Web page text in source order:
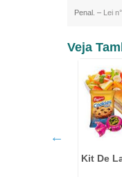
Penal. – Lei
Veja
Kit De